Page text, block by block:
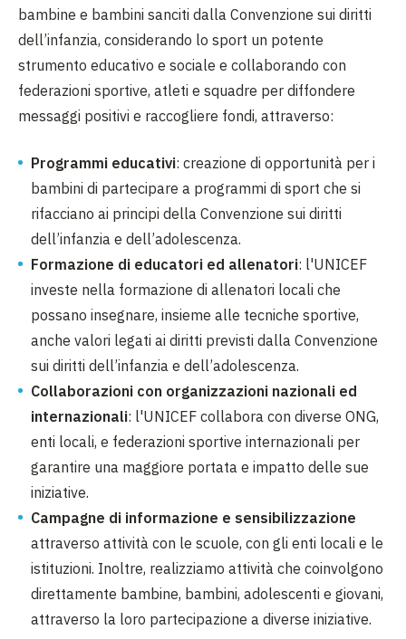
bambine e bambini sanciti dalla Convenzione sui diritti
dell’infanzia, considerando lo sport un potente
strumento educativo e sociale e collaborando con
federazioni sportive, atleti e squadre per diffondere
messaggi positivi e raccogliere fondi, attraverso:
Programmi educativi: creazione di opportunità per i
bambini di partecipare a programmi di sport che si
rifacciano ai principi della Convenzione sui diritti
dell’infanzia e dell’adolescenza.
Formazione di educatori ed allenatori: l'UNICEF
investe nella formazione di allenatori locali che
possano insegnare, insieme alle tecniche sportive,
anche valori legati ai diritti previsti dalla Convenzione
sui diritti dell’infanzia e dell’adolescenza.
Collaborazioni con organizzazioni nazionali ed
internazionali: l'UNICEF collabora con diverse ONG,
enti locali, e federazioni sportive internazionali per
garantire una maggiore portata e impatto delle sue
iniziative.
Campagne di informazione e sensibilizzazione
attraverso attività con le scuole, con gli enti locali e le
istituzioni. Inoltre, realizziamo attività che coinvolgono
direttamente bambine, bambini, adolescenti e giovani,
attraverso la loro partecipazione a diverse iniziative.